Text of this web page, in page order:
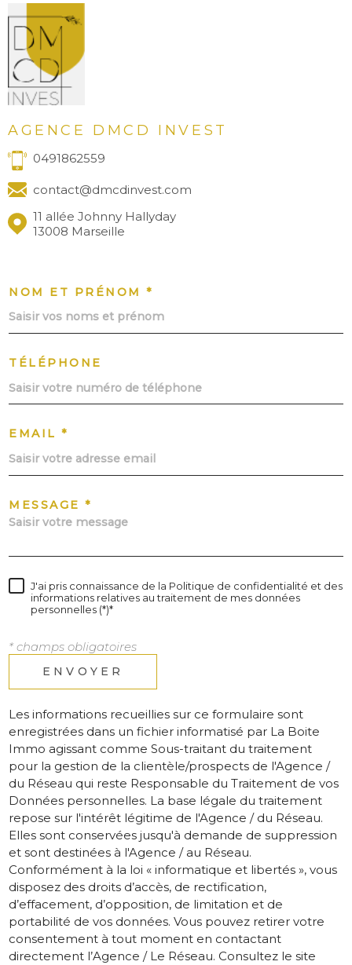
AGENCE DMCD INVEST
0491862559
contact@dmcdinvest.com
11 allée Johnny Hallyday
13008 Marseille
NOM ET PRÉNOM *
TÉLÉPHONE
EMAIL *
MESSAGE *
J'ai pris connaissance de la Politique de confidentialité et des
informations relatives au traitement de mes données
personnelles (*)*
* champs obligatoires
ENVOYER
Les informations recueillies sur ce formulaire sont
enregistrées dans un fichier informatisé par La Boite
Immo agissant comme Sous-traitant du traitement
pour la gestion de la clientèle/prospects de l'Agence /
du Réseau qui reste Responsable du Traitement de vos
Données personnelles. La base légale du traitement
repose sur l'intérêt légitime de l'Agence / du Réseau.
Elles sont conservées jusqu'à demande de suppression
et sont destinées à l'Agence / au Réseau.
Conformément à la loi « informatique et libertés », vous
disposez des droits d’accès, de rectification,
d’effacement, d’opposition, de limitation et de
portabilité de vos données. Vous pouvez retirer votre
consentement à tout moment en contactant
directement l’Agence / Le Réseau. Consultez le site